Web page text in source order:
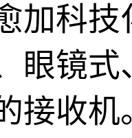
加科
眼镜
接收